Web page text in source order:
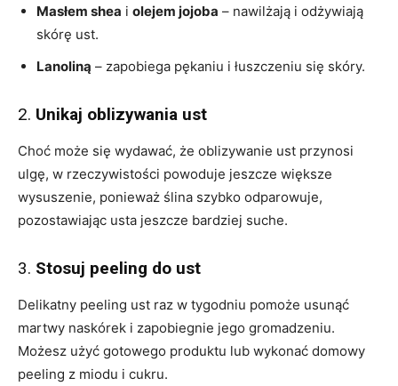
Masłem shea i olejem jojoba – nawilżają i odżywiają
skórę ust.
Lanoliną – zapobiega pękaniu i łuszczeniu się skóry.
2. Unikaj oblizywania ust
Choć może się wydawać, że oblizywanie ust przynosi
ulgę, w rzeczywistości powoduje jeszcze większe
wysuszenie, ponieważ ślina szybko odparowuje,
pozostawiając usta jeszcze bardziej suche.
3. Stosuj peeling do ust
Delikatny peeling ust raz w tygodniu pomoże usunąć
martwy naskórek i zapobiegnie jego gromadzeniu.
Możesz użyć gotowego produktu lub wykonać domowy
peeling z miodu i cukru.